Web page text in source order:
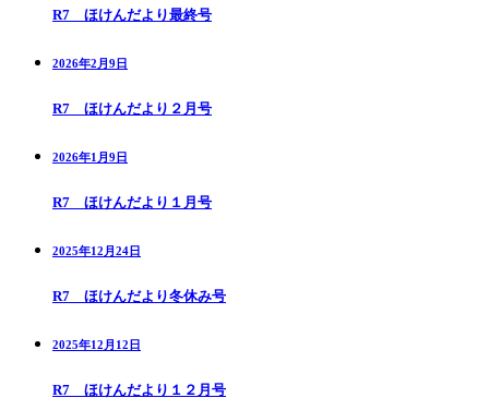
R7 ほけんだより最終号
2026年2月9日
R7 ほけんだより２月号
2026年1月9日
R7 ほけんだより１月号
2025年12月24日
R7 ほけんだより冬休み号
2025年12月12日
R7 ほけんだより１２月号